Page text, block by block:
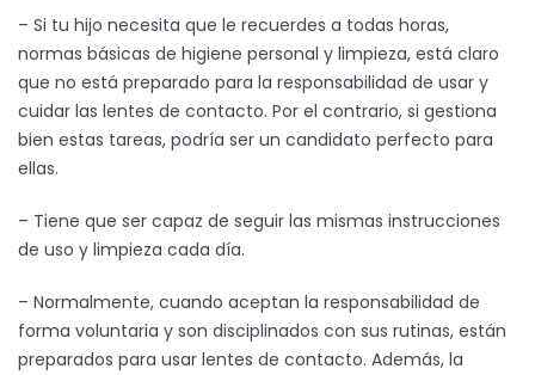
– Si tu hijo necesita que le recuerdes a todas horas,
normas básicas de higiene personal y limpieza, está claro
que no está preparado para la responsabilidad de usar y
cuidar las lentes de contacto. Por el contrario, si gestiona
bien estas tareas, podría ser un candidato perfecto para
ellas.
– Tiene que ser capaz de seguir las mismas instrucciones
de uso y limpieza cada día.
– Normalmente, cuando aceptan la responsabilidad de
forma voluntaria y son disciplinados con sus rutinas, están
preparados para usar lentes de contacto. Además, la